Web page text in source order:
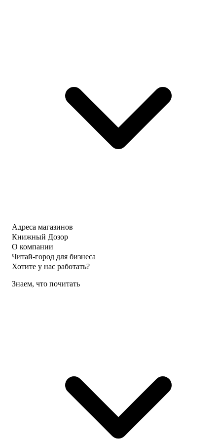
Адреса магазинов
Книжный Дозор
О компании
Читай-город для бизнеса
Хотите у нас работать?
Знаем, что почитать